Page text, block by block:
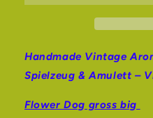
Gift
big
mit
-
Gift
big
mit
-
Handmade Vintage
Spielzeug & Amulett –
Flower Dog gross big